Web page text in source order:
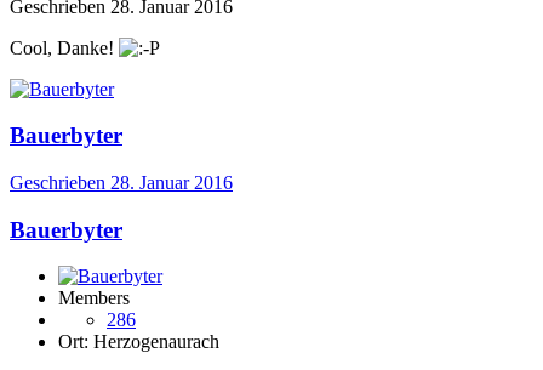
Geschrieben 28. Januar 2016
Cool, Danke!
Bauerbyter
Geschrieben 28. Januar 2016
Bauerbyter
Members
286
Ort: Herzogenaurach